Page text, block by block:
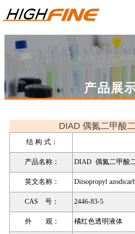
产品展
DIAD 偶氮二甲酸
结 构 式：
产品名称： DIAD 偶氮二甲酸
英文名称： Diisopropyl
CAS 号： 2446-83-5
外 观： 橘红色透明液体